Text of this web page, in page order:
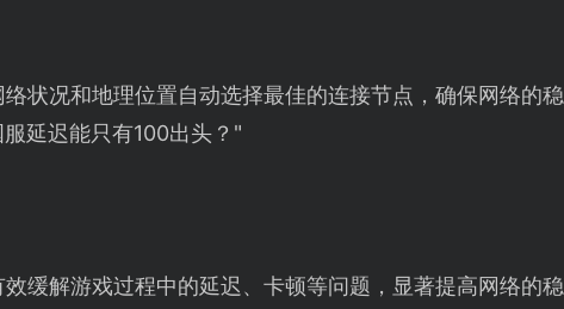
状况和地理位置自动选择最佳的连接节点，确保网络的稳
延迟能只有100出头？"
缓解游戏过程中的延迟、卡顿等问题，显著提高网络的稳